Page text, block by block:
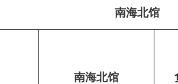
南海北馆
南海北馆